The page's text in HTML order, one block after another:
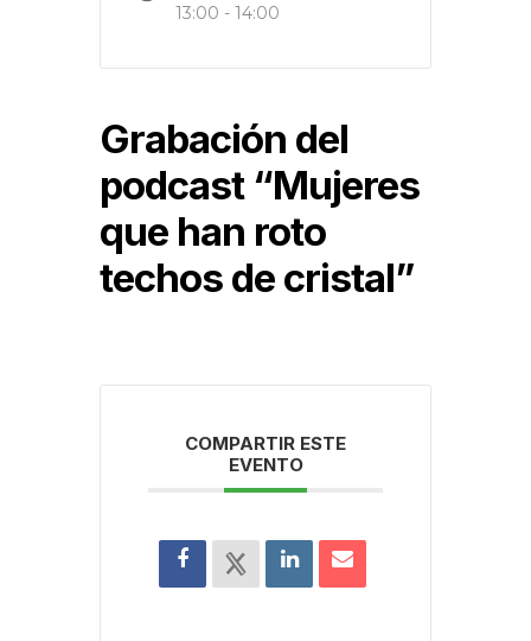
13:00 - 14:00
Grabación del
podcast “Mujeres
que han roto
techos de cristal”
COMPARTIR ESTE
EVENTO